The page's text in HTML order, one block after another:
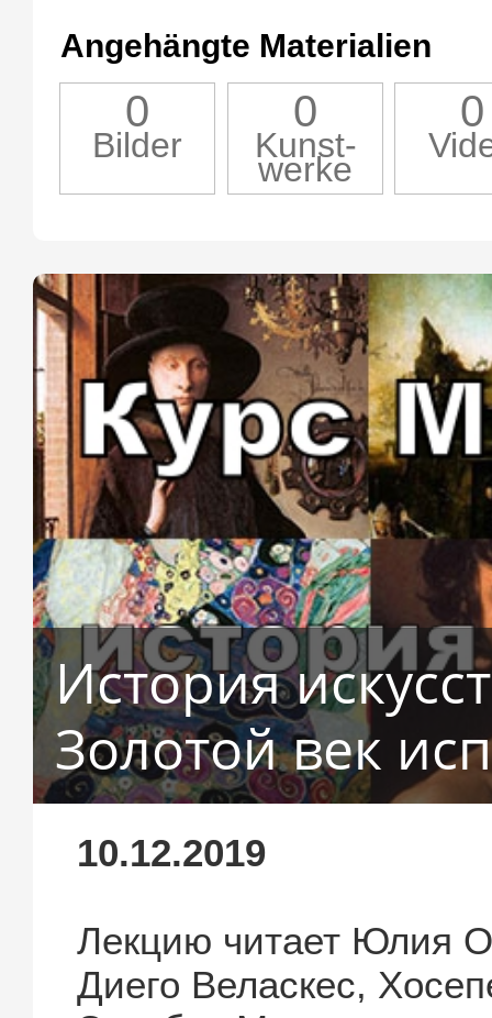
Angehängte Materialien
0
Bilder
0
Kunst-
werke
0
История
Золотой век
10.12.2019
Лекцию читает Юлия
Диего Веласкес,